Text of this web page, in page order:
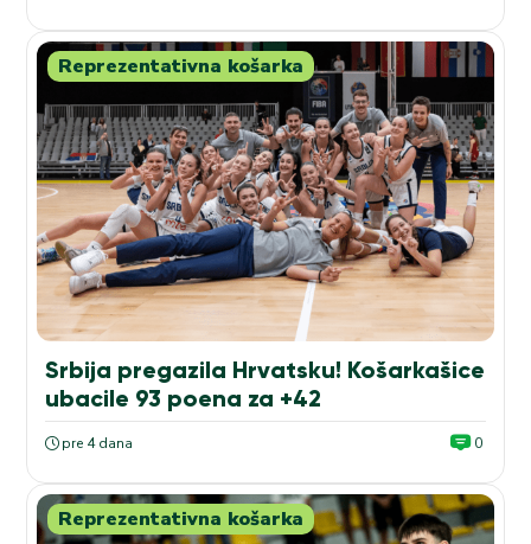
Reprezentativna košarka
Srbija pregazila Hrvatsku! Košarkašice
ubacile 93 poena za +42
pre 4 dana 0
Reprezentativna košarka